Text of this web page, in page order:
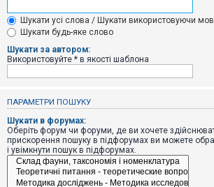
Т
е
м
и
б
і
п
о
в
і
д
Шукати усі слова / Шукати використовуючи
Шукати будь-яке слово
Шукати за автором:
Використовуйте * в якості шаблона
ПАРАМЕТРИ ПОШУКУ
Шукати в форумах:
Оберіть форум чи форуми, де ви хочете
прискорення пошуку в підфорумах ви можете
і увімкнути пошук в підфорумах.